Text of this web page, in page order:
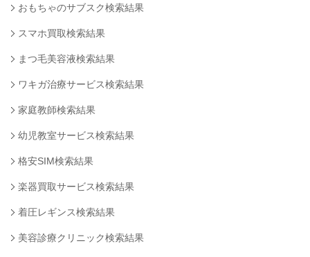
おもちゃのサブスク検索結果
スマホ買取検索結果
まつ毛美容液検索結果
ワキガ治療サービス検索結果
家庭教師検索結果
幼児教室サービス検索結果
格安SIM検索結果
楽器買取サービス検索結果
着圧レギンス検索結果
美容診療クリニック検索結果